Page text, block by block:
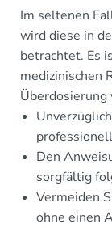
Im seltenen
wird diese in
betrachtet. Es
medizinischen
Den
sorgfältig
Vermeiden
ohne einen